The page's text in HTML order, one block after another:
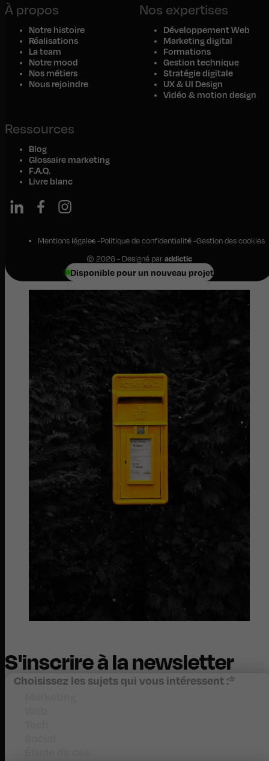
À propos
Notre histoire
Réalisations
La team
Notre mood
Nos métiers
Nous rejoindre
Nos expertises
Développement Web
Marketing digital
Formations
Gestion technique
Stratégie digitale
UX & UI Design
Vidéo & motion design
Ressources
Blog
Glossaire marketing
F.A.Q.
Livre blanc
Disponible pour un nouveau projet
Mentions légales Politique de confidentialité Gestion des cookies
© 2026 - Designé paraddictic
S'inscrire à la newsletter
Choisissez les sujets qui vous intéressent :*